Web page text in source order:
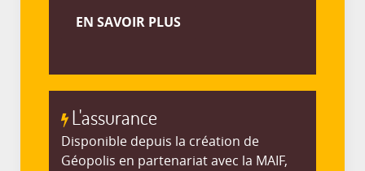
EN SAVOIR PLUS
L'assurance
Disponible depuis la création de
Géopolis en partenariat avec la MAIF,